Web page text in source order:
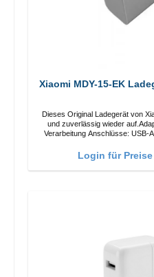
Xiaomi MDY-15-EK
Dieses Original Ladegerät von
und zuverlässig wieder auf.Adapter
Verarbeitung Anschlüsse: USB-A Output: 90W Farbe: Weiss Kabel
Login für